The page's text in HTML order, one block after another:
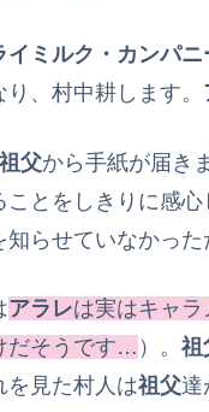
イミルク・カンパニ
、村中耕します。
父から手紙が届き
ことをしきりに感
知らせていなかった
アラレは実はキャ
だそうです… ）。 祖
を見た村人は祖父達